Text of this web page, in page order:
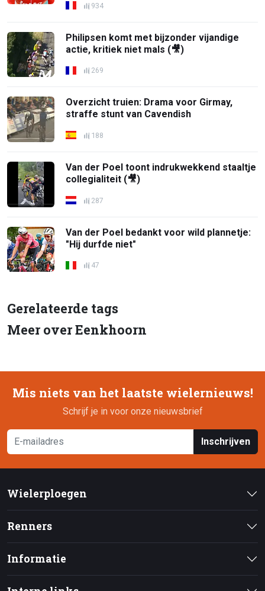
934
Philipsen komt met bijzonder vijandige
actie, kritiek niet mals (🎥)
269
Overzicht truien: Drama voor Girmay,
straffe stunt van Cavendish
188
Van der Poel toont indrukwekkend staaltje
collegialiteit (🎥)
287
Van der Poel bedankt voor wild plannetje:
"Hij durfde niet"
47
Gerelateerde tags
Meer over Eenkhoorn
Mis niets van het laatste wielernieuws!
Schrijf je in voor onze nieuwsbrief
Inschrijven
Wielerploegen
Renners
Informatie